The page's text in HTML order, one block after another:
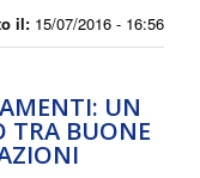
il: 15/07/2016 - 16:56
UN
TRA BUONE